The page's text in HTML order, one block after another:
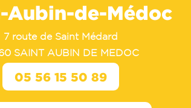
Aubin-de-Médoc
7 route de Saint Médard
SAINT AUBIN DE MEDOC
05 56 15 50 89